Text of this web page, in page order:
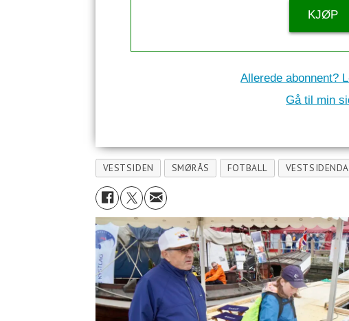
KJØP
Allerede abonnent?
Gå til min
VESTSIDEN SMØRÅS FOTBALL